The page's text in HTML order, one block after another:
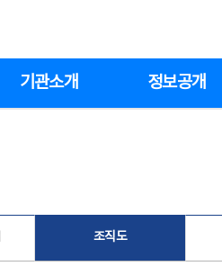
기관소개 정보공개
조직도